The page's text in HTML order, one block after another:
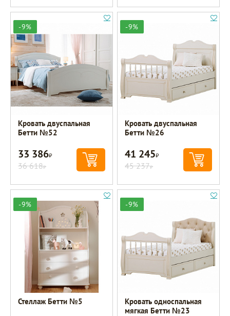
-9%
Кровать двуспальная
Бетти №52
33 386Р
36 618Р
-9%
Кровать двуспальная
Бетти №26
41 245Р
45 237Р
-9%
Стеллаж Бетти №5
-9%
Кровать односпальная
мягкая Бетти №23